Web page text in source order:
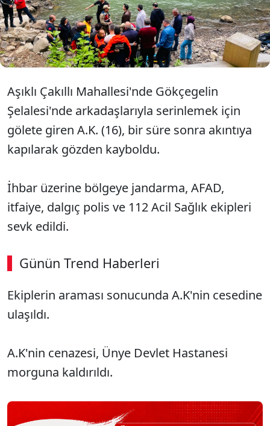
yaşındaki A.K. hayatını kaybetti.
Aşıklı Çakıllı Mahallesi'nde Gökçegelin
Şelalesi'nde arkadaşlarıyla serinlemek için
gölete giren A.K. (16), bir süre sonra akıntıya
kapılarak gözden kayboldu.
İhbar üzerine bölgeye jandarma, AFAD,
itfaiye, dalgıç polis ve 112 Acil Sağlık ekipleri
sevk edildi.
Günün Trend Haberleri
SÖZCÜ SON DAKİKA
Ekiplerin araması sonucunda A.K'nin cesedine
ulaşıldı.
A.K'nin cenazesi, Ünye Devlet Hastanesi
morguna kaldırıldı.